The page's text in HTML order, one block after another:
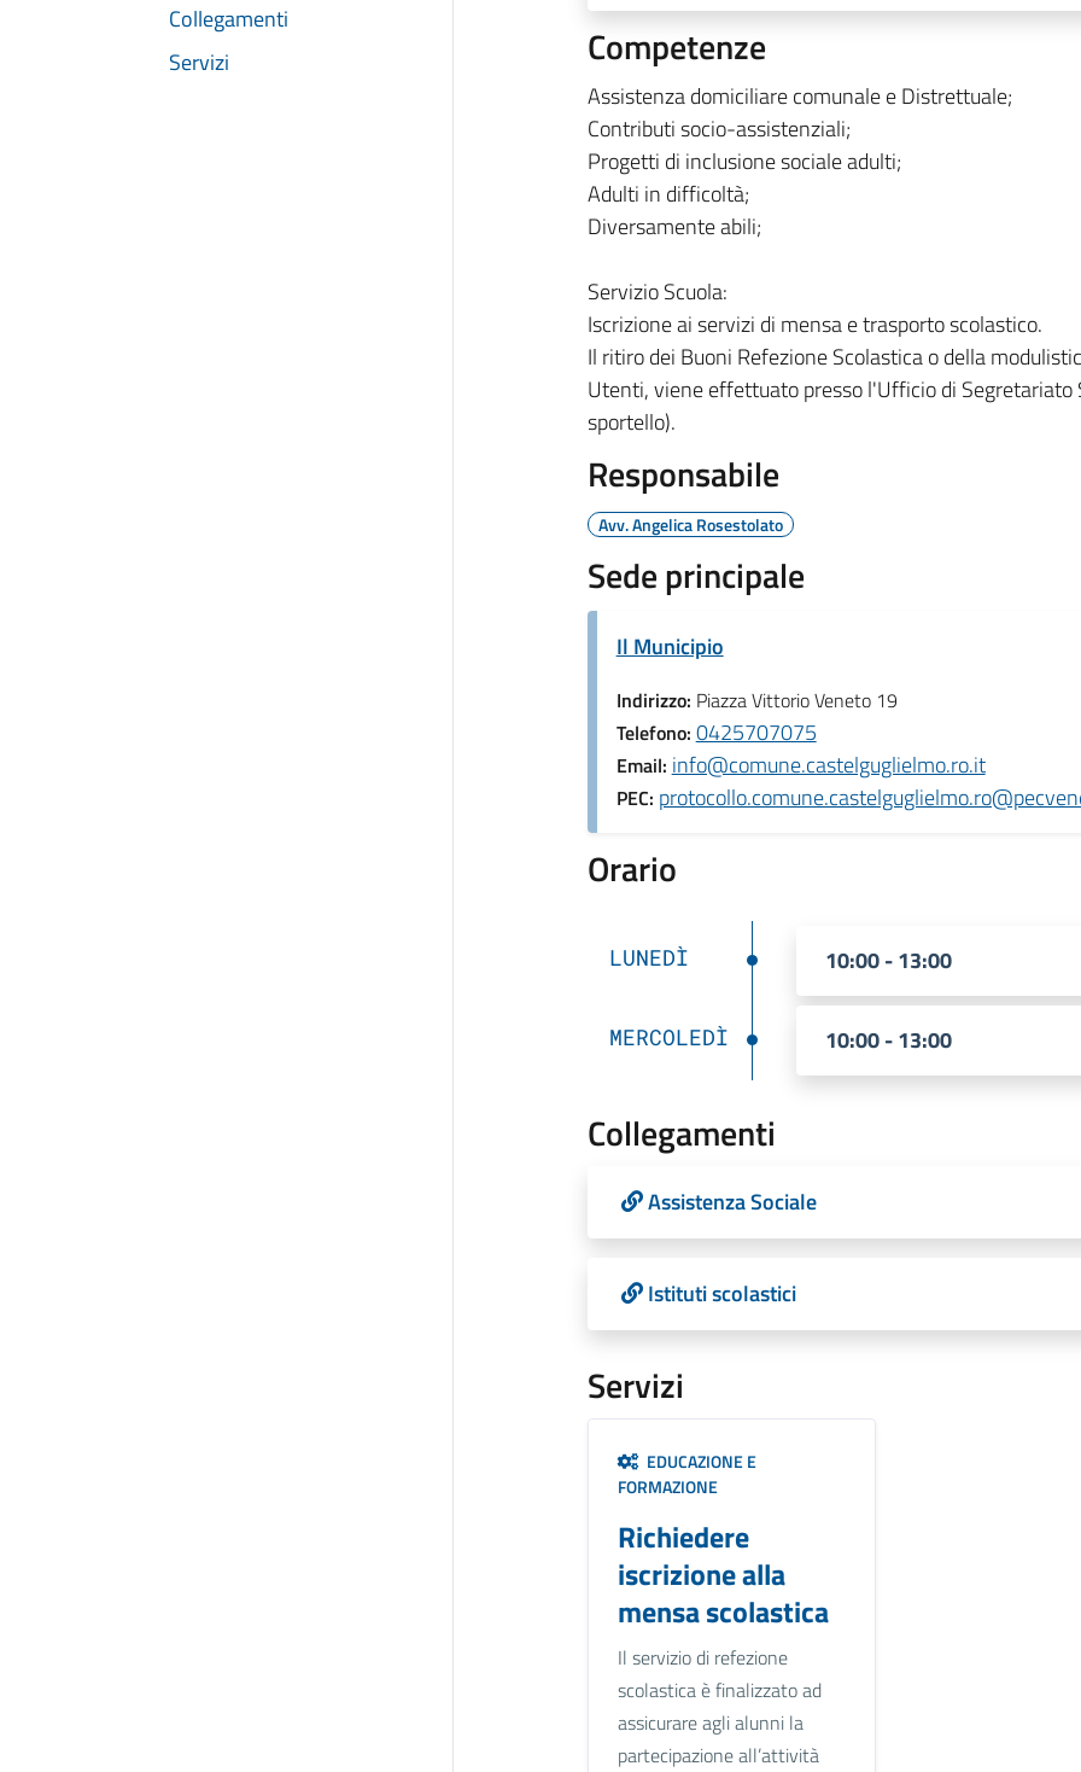
Collegamenti
Servizi
Competenze
Assistenza domiciliare comunale e Distrettuale;
Contributi socio-assistenziali;
Progetti di inclusione sociale adulti;
Adulti in difficoltà;
Diversamente abili;
Servizio Scuola:
Iscrizione ai servizi di mensa e trasporto scolastico.
Il ritiro dei Buoni Refezione Scolastica o della
Utenti, viene effettuato presso l'Ufficio di
sportello).
Responsabile
Avv. Angelica Rosestolato
Sede principale
Il Municipio
Indirizzo: Piazza Vittorio Veneto 19
Telefono: 0425707075
Email: info@comune.castelguglielmo.ro.it
PEC:
Orario
LUNEDÌ 10:00 - 13:00
MERCOLEDÌ 10:00 - 13:00
Collegamenti
Assistenza Sociale
Istituti scolastici
Servizi
EDUCAZIONE E
FORMAZIONE
Richiedere
iscrizione alla
mensa scolastica
Il servizio di refezione
scolastica è finalizzato ad
assicurare agli alunni la
partecipazione all’attività